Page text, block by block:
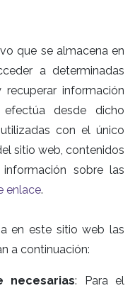
que se almacena en
a determinadas
información
desde dicho
con el único
sitio web, contenidos
sobre las
enlace.
en este sitio web las
a continuación:
necesarias: Para el